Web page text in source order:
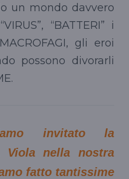
un mondo davvero
“BATTERI” i
gli eroi
possono divorarli
invitato la
Viola nella nostra
fatto tantissime